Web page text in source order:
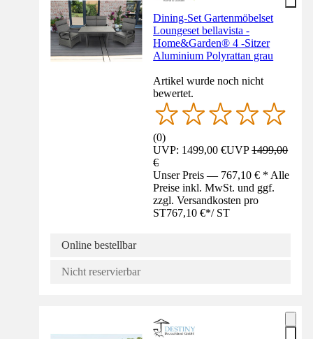
Dining-Set Gartenmöbelset
Loungeset bellavista -
Home&Garden® 4 -Sitzer
Aluminium Polyrattan grau
Artikel wurde noch nicht
bewertet.
(0)
UVP: 1499,00 €UVP1499,00
€
Unser Preis — 767,10 € * Alle
Preise inkl. MwSt. und ggf.
zzgl. Versandkosten pro
ST767,10 €*/ ST
Online bestellbar
Nicht reservierbar